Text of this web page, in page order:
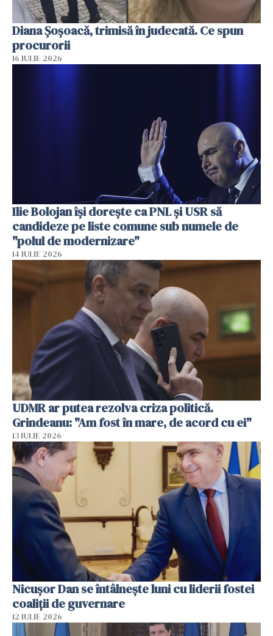
Diana Șoșoacă, trimisă în judecată. Ce spun
procurorii
16 IULIE 2026
Ilie Bolojan își dorește ca PNL și USR să
candideze pe liste comune sub numele de
"polul de modernizare"
14 IULIE 2026
UDMR ar putea rezolva criza politică.
Grindeanu: "Am fost în mare, de acord cu ei"
13 IULIE 2026
Nicuşor Dan se întâlnește luni cu liderii fostei
coaliţii de guvernare
12 IULIE 2026